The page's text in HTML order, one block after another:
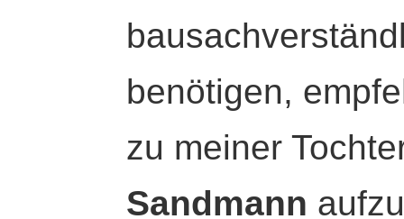
benötigen,
zu meiner
Sandmann